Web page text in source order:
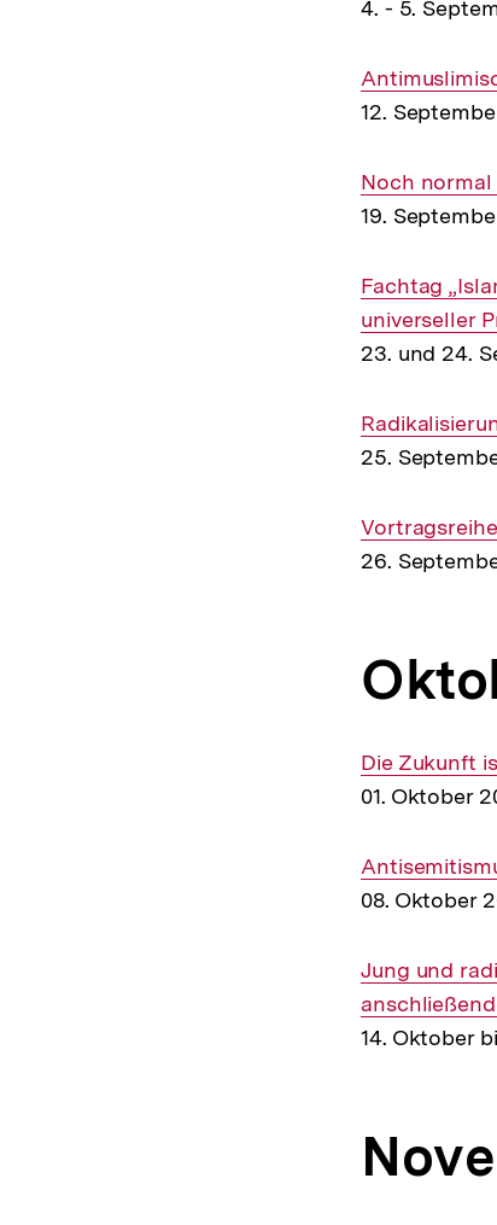
4. - 5.
Interner
Link:
12.
Interner
Link:
Noch normal
19.
Interner
Link:
Fachtag
universeller
23. und 24.
Interner
Link:
25.
Interner
Link:
26.
Interner
Link:
Die Zukunft
01. Oktober
Interner
Link:
08. Oktober
Interner
Link:
Jung und
14. Oktober